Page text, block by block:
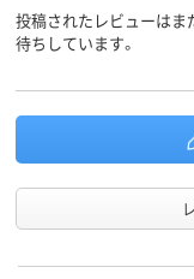
投稿されたレビューはま
待ちしています。